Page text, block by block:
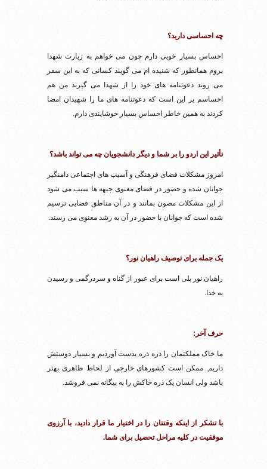
چه احساسی دارید؟
احساس بسیار خوبی دارم چون می خواهم به زیارت شهدا
بروم همانطور که شنیده ام می گویند کسانی که به این سفر
می روند دعوتنامه های خود را از شهدا می گیرند من هم
احساسم بر این است که دعوتنامه های ما را شهیدان امضا
کردند به همین خاطر احساس بسیار خوشایندی دارم.
تأثیر این اردو را بر شما و دیگر دانشجویان چه می تواند باشد؟
امروز مشکلات فضای فرهنگی و آسیب های اجتماعی دامنگیر
جوانان شده و حضور در فضای معنوی جبهه ها سبب می شود
از این مشکلات مصون بمانند و در آن مناطق فضایی ترسیم
شده است که جوانان با حضور در‌ آن به رشد معنوی می رسند.
یک جمله برای توصیف راهیان نور؟
راهیان نور پلی است برای عبور از گناه و سردرگمی و رسیدن
به خدا.
حرف آخر:
ما خاک مملکتمان را ذره ذره بدست آوردیم و بسیار دوستش
داریم. ممکن است کشورهای خارجی از لحاظ ظاهری بهتر
باشد ولی انسان یک ذره خاکش را به بیگانه نمی فروشد.
با تشکر از اینکه وقتتان را در اختیار ما قرار دادید، با آرزوی
موفقیت در کلیه مراحل تحصیل برای شما.